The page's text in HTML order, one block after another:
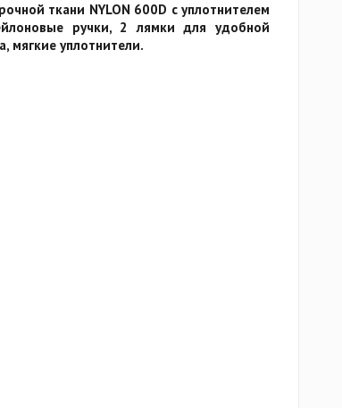
ткани NYLON 600D с уплотнителем
ручки, 2 лямки для удобной
мягкие уплотнители.